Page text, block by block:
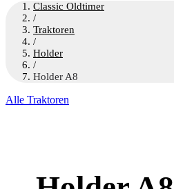
Classic Oldtimer
/
Traktoren
/
Holder
/
Holder A8
Alle Traktoren